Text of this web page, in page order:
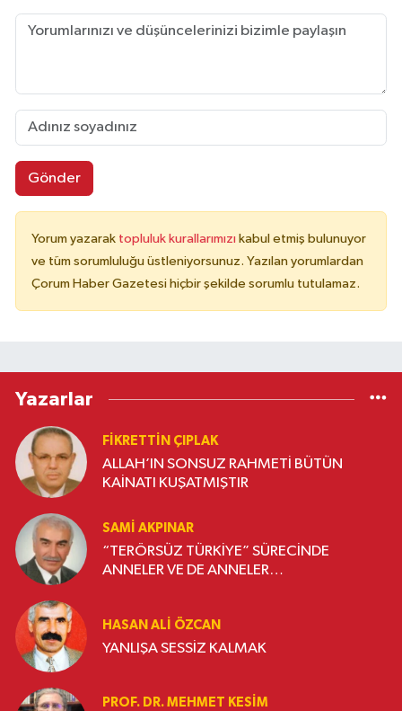
Gönder
Yorum yazarak topluluk kurallarımızı kabul etmiş bulunuyor
ve tüm sorumluluğu üstleniyorsunuz. Yazılan yorumlardan
Çorum Haber Gazetesi hiçbir şekilde sorumlu tutulamaz.
Yazarlar
FIKRETTIN ÇIPLAK
ALLAH’IN SONSUZ RAHMETİ BÜTÜN
KAİNATI KUŞATMIŞTIR
SAMI AKPINAR
“TERÖRSÜZ TÜRKİYE” SÜRECİNDE
ANNELER VE DE ANNELER…
HASAN ALI ÖZCAN
YANLIŞA SESSİZ KALMAK
PROF. DR. MEHMET KESIM